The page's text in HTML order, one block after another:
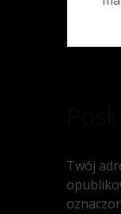
Twój